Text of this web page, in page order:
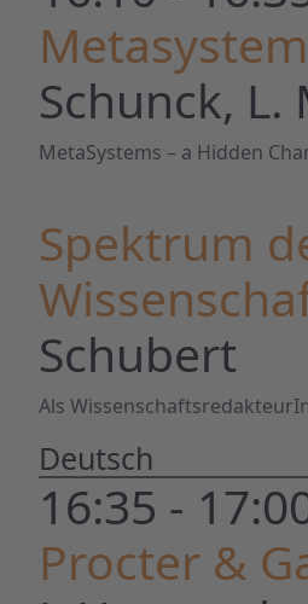
Schunck, L.
MetaSystems – a Hidden
Spektrum
Schubert
Als
Deutsch
16:35 -
Procter &